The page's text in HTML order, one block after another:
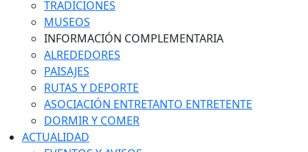
TRADICIONES
MUSEOS
INFORMACIÓN COMPLEMENTARIA
ALREDEDORES
PAISAJES
RUTAS Y DEPORTE
ASOCIACIÓN ENTRETANTO ENTRETENTE
DORMIR Y COMER
ACTUALIDAD